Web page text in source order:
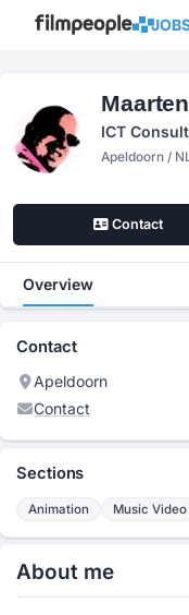
ICT
Apeldoorn /
Contact
Overview
Contact
Apeldoorn
Contact
Sections
Animation Music Video
About me